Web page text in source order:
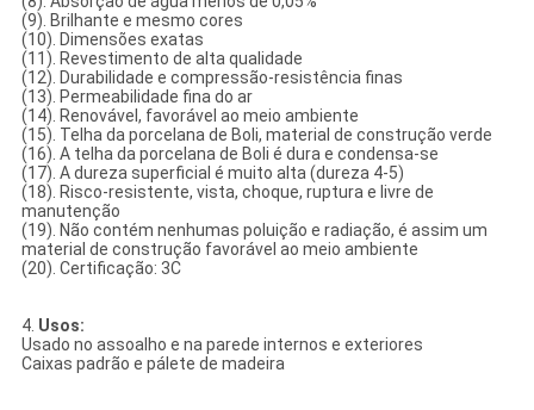
(9). Brilhante e mesmo cores
(10). Dimensões exatas
(11). Revestimento de alta qualidade
(12). Durabilidade e compressão-resistência finas
(13). Permeabilidade fina do ar
(14). Renovável, favorável ao meio ambiente
(15). Telha da porcelana de Boli, material de construção verde
(16). A telha da porcelana de Boli é dura e condensa-se
(17). A dureza superficial é muito alta (dureza 4-5)
(18). Risco-resistente, vista, choque, ruptura e livre de
manutenção
(19). Não contém nenhumas poluição e radiação, é assim um
material de construção favorável ao meio ambiente
(20). Certificação: 3C
4. Usos:
Usado no assoalho e na parede internos e exteriores
Caixas padrão e pálete de madeira